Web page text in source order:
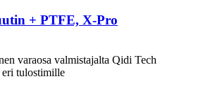
+ PTFE, X-​Pro
varaosa valmistajalta Qidi Tech
eri tulostimille